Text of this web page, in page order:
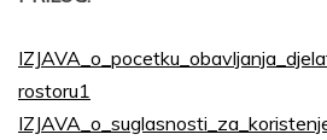
rostoru1